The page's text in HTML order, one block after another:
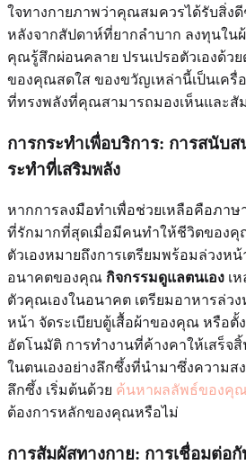
ใจทางกายภาพว่าคุณสมควรได้รับสิ่ง
หลังจากสัปดาห์ที่ยากลำบาก ลงทุนใน
คุณรู้สึกผ่อนคลาย ปรนเปรอตัวเองด้ว
ของคุณสดใส ของขวัญเหล่านี้เป็นเครื่
ที่ทรงพลังที่คุณสามารถมองเห็นและสั
การกระทำเพื่อบริการ: การสนับ
ระทำที่เสริมพลัง
หากการลงมือทำเพื่อช่วยเหลือคือภา
ที่รักมากที่สุดเมื่อมีคนทำให้ชีวิตของคุ
ตัวเองหมายถึงการเตรียมพร้อมล่วงห
อนาคตของคุณ กิจกรรมดูแลตนเอง เ
ตัวคุณเองในอนาคต เตรียมอาหารล่ว
หน้า จัดระเบียบตู้เสื้อผ้าของคุณ หรือตั้
อัตโนมัติ การทำงานที่ค้างคาให้เสร็จ
ในตนเองอย่างลึกซึ้งที่นำมาซึ่งความส
ลึกซึ้ง เริ่มต้นด้วย ค้นหาผลลัพธ์ของคุณ
ต้องการหลักของคุณหรือไม่
การสัมผัสทางกาย: การเชื่อมต่อกั